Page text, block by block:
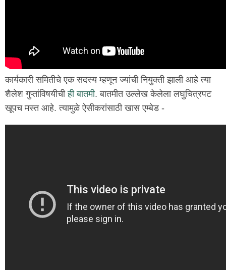
कार्यकारी समितीचे एक सदस्य म्हणून ज्यांची नियुक्ती झाली आहे त्या
शैलेश गुप्तांविषयीचीही बातमी. बातमीत उल्लेख केलेला लघुचित्रपट
खूपच मस्त आहे. त्यामुळे ऐसीकरांसाठी खास एम्बेड -